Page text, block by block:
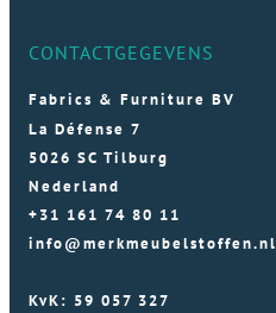
CONTACTGEGEVENS
Fabrics & Furniture BV
La Défense 7
5026 SC Tilburg
Nederland
+31 161 74 80 11
info@merkmeubelstoffen.nl
KvK: 59 057 327